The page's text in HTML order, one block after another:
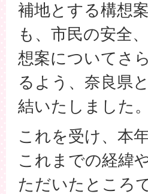
補地とする構想
も、市民の安全
想案についてさ
るよう、奈良県
結いたしました。
これを受け、本
これまでの経緯
ただいたところ